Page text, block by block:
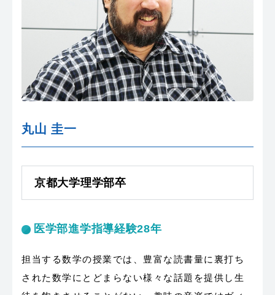
丸山 圭一
京都大学理学部卒
医学部進学指導経験28年
担当する数学の授業では、豊富な読書量に裏打ち
された数学にとどまらない様々な話題を提供し生